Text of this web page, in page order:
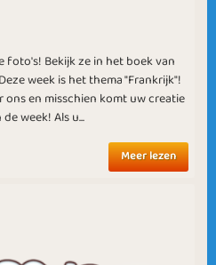
Sweet Sensation
foto's! Bekijk ze in het boek van
week is het thema "Frankrijk"!
ons en misschien komt uw creatie
week! Als u...
Meer lezen